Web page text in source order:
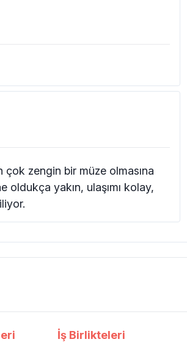
çok zengin bir müze olmasına
oldukça yakın, ulaşımı kolay,
İş Birlikteleri